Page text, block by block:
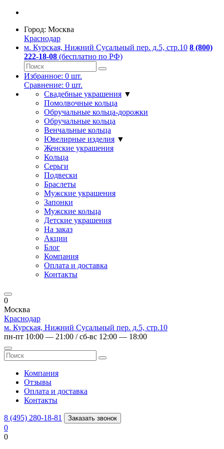
Город: Москва
Краснодар
м. Курская, Нижний Сусальный пер. д.5, стр.10 8 (800)
222-18-08 (бесплатно по РФ)
Избранное: 0 шт.
Сравнение: 0 шт.
Свадебные украшения ▼
Помолвочные кольца
Обручальные кольца-дорожки
Обручальные кольца
Венчальные кольца
Ювелирные изделия ▼
Женские украшения
Кольца
Серьги
Подвески
Браслеты
Мужские украшения
Запонки
Мужские кольца
Детские украшения
На заказ
Акции
Блог
Компания
Оплата и доставка
Контакты
0
Москва
Краснодар
м. Курская, Нижний Сусальный пер. д.5, стр.10
пн-пт 10:00 — 21:00 / сб-вс 12:00 — 18:00
Компания
Отзывы
Оплата и доставка
Контакты
8 (495) 280-18-81 Заказать звонок
0
0